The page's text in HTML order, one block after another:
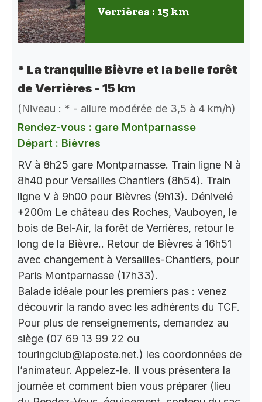
Verrières : 15 km
* La tranquille Bièvre et la belle forêt
de Verrières - 15 km
(Niveau : * - allure modérée de 3,5 à 4 km/h)
Rendez-vous : gare Montparnasse
Départ : Bièvres
RV à 8h25 gare Montparnasse. Train ligne N à
8h40 pour Versailles Chantiers (8h54). Train
ligne V à 9h00 pour Bièvres (9h13). Dénivelé
+200m Le château des Roches, Vauboyen, le
bois de Bel-Air, la forêt de Verrières, retour le
long de la Bièvre.. Retour de Bièvres à 16h51
avec changement à Versailles-Chantiers, pour
Paris Montparnasse (17h33).
Balade idéale pour les premiers pas : venez
découvrir la rando avec les adhérents du TCF.
Pour plus de renseignements, demandez au
siège (07 69 13 99 22 ou
touringclub@laposte.net.) les coordonnées de
l’animateur. Appelez-le. Il vous présentera la
journée et comment bien vous préparer (lieu